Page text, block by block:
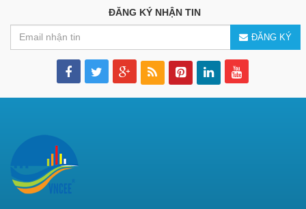
ĐĂNG KÝ NHẬN TIN
ĐĂNG KÝ